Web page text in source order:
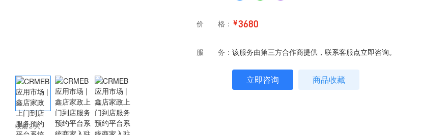
收藏 2 人
价 格： ￥3680
服 务： 该服务由第三方合作商提供，联系客服点立即咨询。
立即咨询 商品收藏